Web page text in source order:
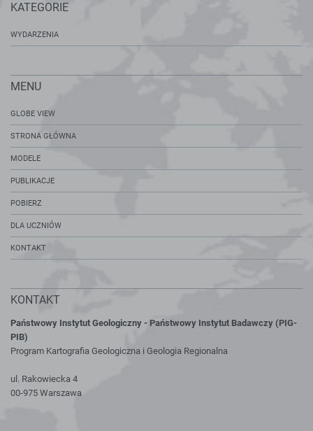
KATEGORIE
WYDARZENIA
MENU
GLOBE VIEW
STRONA GŁÓWNA
MODELE
PUBLIKACJE
POBIERZ
DLA UCZNIÓW
KONTAKT
KONTAKT
Państwowy Instytut Geologiczny - Państwowy Instytut Badawczy (PIG-
PIB)
Program Kartografia Geologiczna i Geologia Regionalna
ul. Rakowiecka 4
00-975 Warszawa